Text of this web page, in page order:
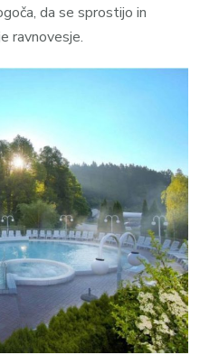
da se sprostijo in
ravnovesje.